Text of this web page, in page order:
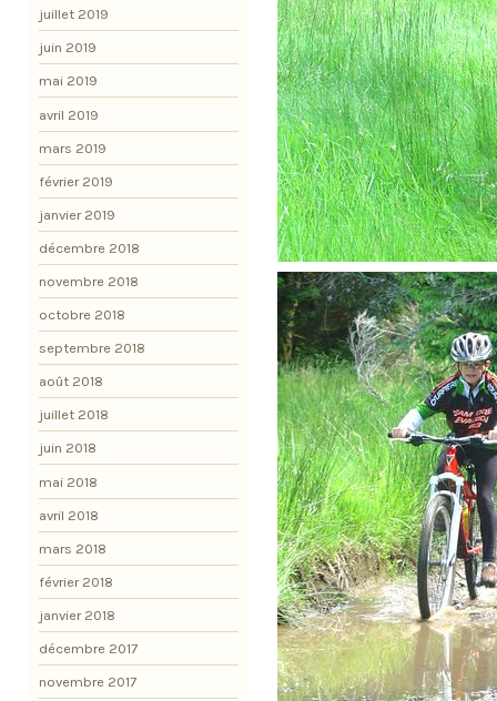
juillet 2019
juin 2019
mai 2019
avril 2019
mars 2019
février 2019
janvier 2019
décembre 2018
novembre 2018
octobre 2018
septembre 2018
août 2018
juillet 2018
juin 2018
mai 2018
avril 2018
mars 2018
février 2018
janvier 2018
décembre 2017
novembre 2017